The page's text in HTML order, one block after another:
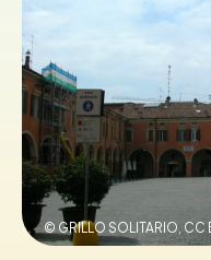
NL
© GRILLO SOLITARIO, CC